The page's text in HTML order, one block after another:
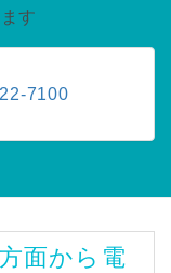
す
7100
面から電